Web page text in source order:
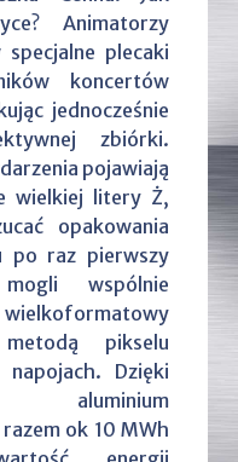
Animatorzy
plecaki
koncertów
jednocześnie
zbiórki.
pojawiają
wielkiej litery Ż,
opakowania
po raz pierwszy
wspólnie
pikselu
Dzięki
ok 10 MWh